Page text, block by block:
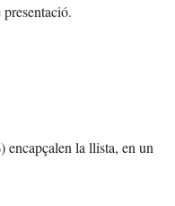
encapçalen la llista, en un